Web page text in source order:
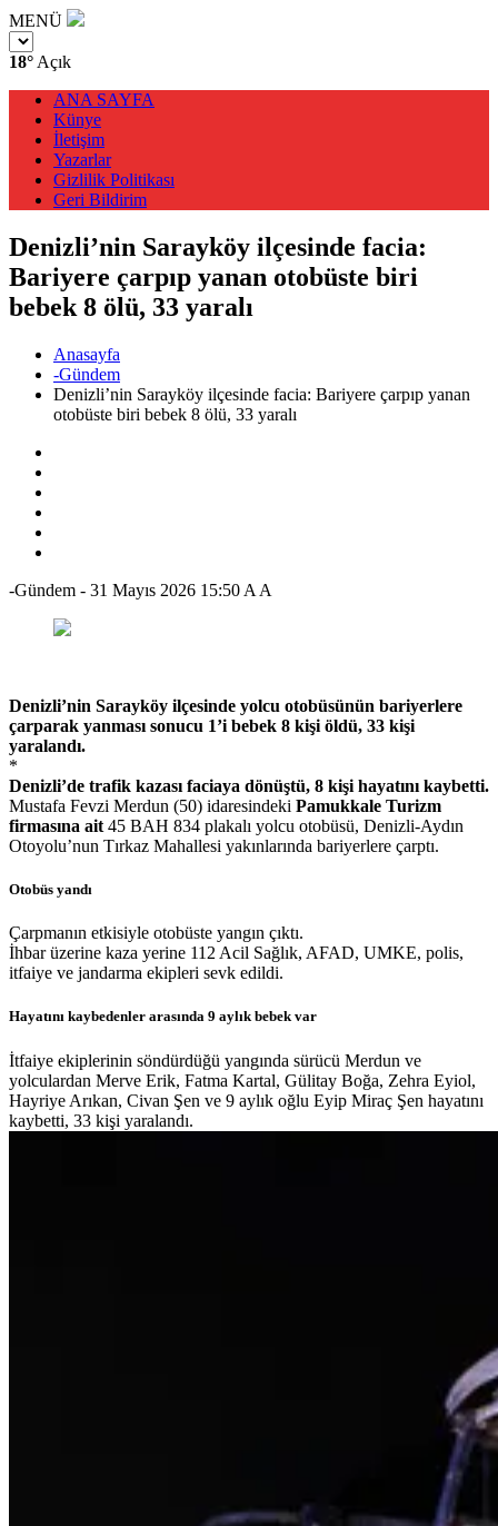
MENÜ
18° Açık
ANA SAYFA
Künye
İletişim
Yazarlar
Gizlilik Politikası
Geri Bildirim
Denizli’nin Sarayköy ilçesinde facia:
Bariyere çarpıp yanan otobüste biri
bebek 8 ölü, 33 yaralı
Anasayfa
-Gündem
Denizli’nin Sarayköy ilçesinde facia: Bariyere çarpıp yanan
otobüste biri bebek 8 ölü, 33 yaralı
-Gündem - 31 Mayıs 2026 15:50 A A
Denizli’nin Sarayköy ilçesinde yolcu otobüsünün bariyerlere
çarparak yanması sonucu 1’i bebek 8 kişi öldü, 33 kişi
yaralandı.
*
Denizli’de trafik kazası faciaya dönüştü, 8 kişi hayatını kaybetti.
Mustafa Fevzi Merdun (50) idaresindeki Pamukkale Turizm
firmasına ait 45 BAH 834 plakalı yolcu otobüsü, Denizli-Aydın
Otoyolu’nun Tırkaz Mahallesi yakınlarında bariyerlere çarptı.
Otobüs yandı
Çarpmanın etkisiyle otobüste yangın çıktı.
İhbar üzerine kaza yerine 112 Acil Sağlık, AFAD, UMKE, polis,
itfaiye ve jandarma ekipleri sevk edildi.
Hayatını kaybedenler arasında 9 aylık bebek var
İtfaiye ekiplerinin söndürdüğü yangında sürücü Merdun ve
yolculardan Merve Erik, Fatma Kartal, Gülitay Boğa, Zehra Eyiol,
Hayriye Arıkan, Civan Şen ve 9 aylık oğlu Eyip Miraç Şen hayatını
kaybetti, 33 kişi yaralandı.